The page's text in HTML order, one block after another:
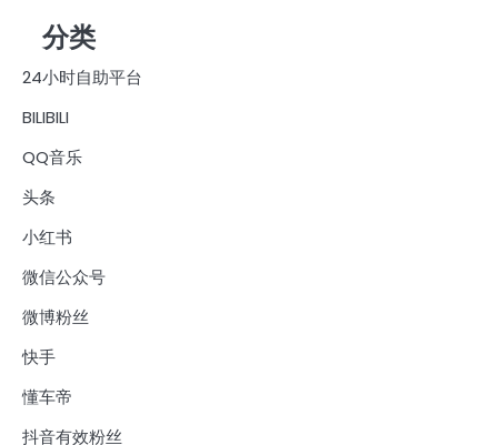
分类
24小时自助平台
BILIBILI
QQ音乐
头条
小红书
微信公众号
微博粉丝
快手
懂车帝
抖音有效粉丝